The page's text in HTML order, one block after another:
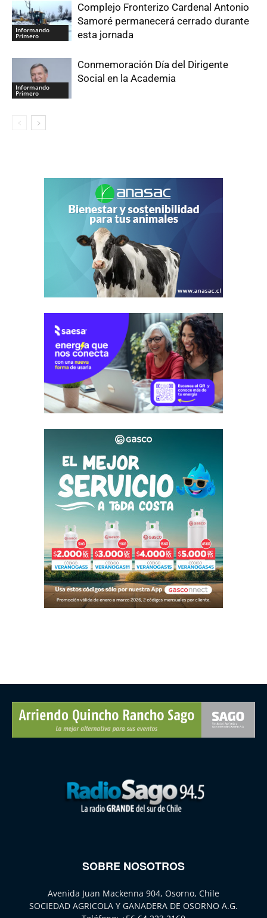
Informando
Primero
Complejo Fronterizo Cardenal Antonio
Samoré permanecerá cerrado durante
esta jornada
Informando
Primero
Conmemoración Día del Dirigente
Social en la Academia
SOBRE NOSOTROS
Avenida Juan Mackenna 904, Osorno, Chile
SOCIEDAD AGRICOLA Y GANADERA DE OSORNO A.G.